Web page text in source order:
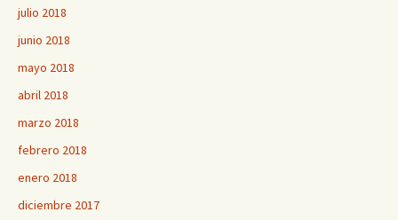
julio 2018
junio 2018
mayo 2018
abril 2018
marzo 2018
febrero 2018
enero 2018
diciembre 2017